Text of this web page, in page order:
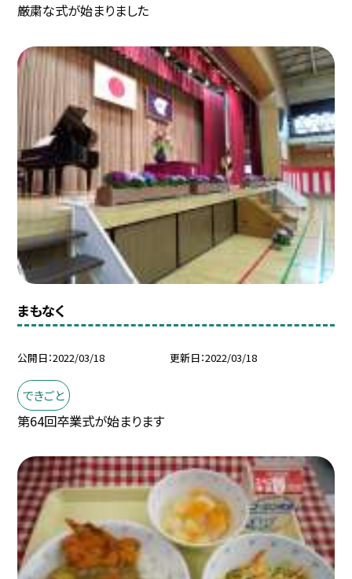
厳粛な式が始まりました
まもなく
公開日 2022/03/18 更新日 2022/03/18
できごと
第64回卒業式が始まります